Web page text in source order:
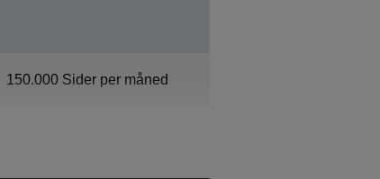
150.000 Sider per måned